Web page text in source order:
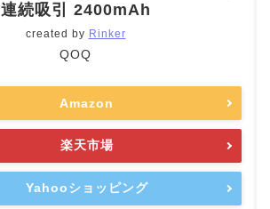
連続吸引 2400mAh
created by Rinker
QOQ
Amazon
楽天市場
Yahooショッピング